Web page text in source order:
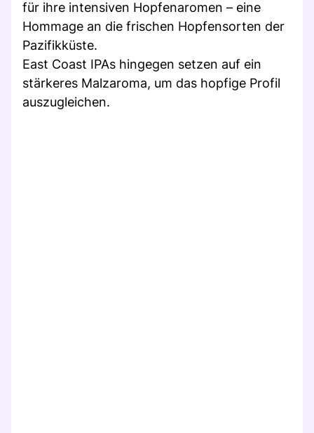
für ihre intensiven Hopfenaromen – eine
Hommage an die frischen Hopfensorten der
Pazifikküste.
East Coast IPAs hingegen setzen auf ein
stärkeres Malzaroma, um das hopfige Profil
auszugleichen.